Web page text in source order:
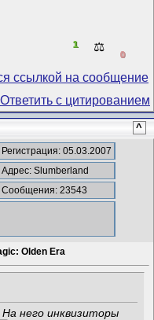
1 ⚖️
0
^
Регистрация: 05.03.2007
Адрес: Slumberland
Сообщения: 23543
Olden Era
него инквизиторы